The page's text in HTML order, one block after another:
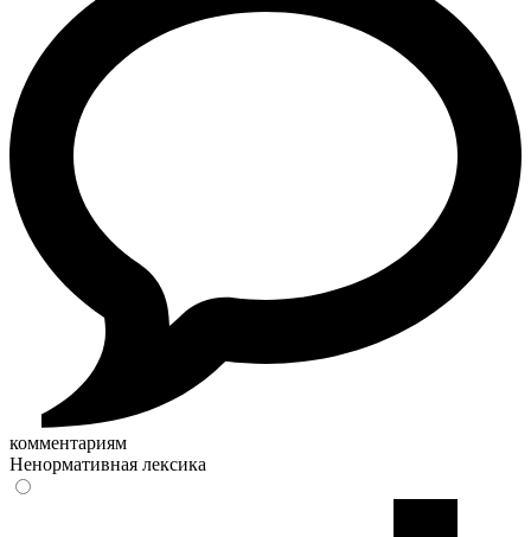
комментариям
Ненормативная лексика